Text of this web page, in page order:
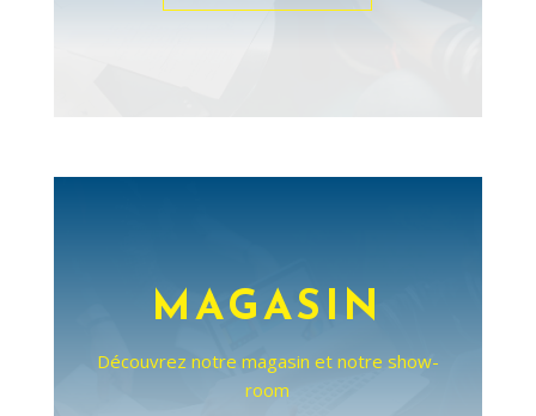
MAGASIN
Découvrez notre magasin et notre show-
room